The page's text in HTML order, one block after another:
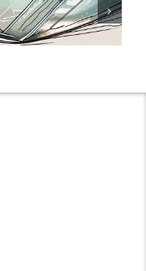
7
Expertentipps
für maximale